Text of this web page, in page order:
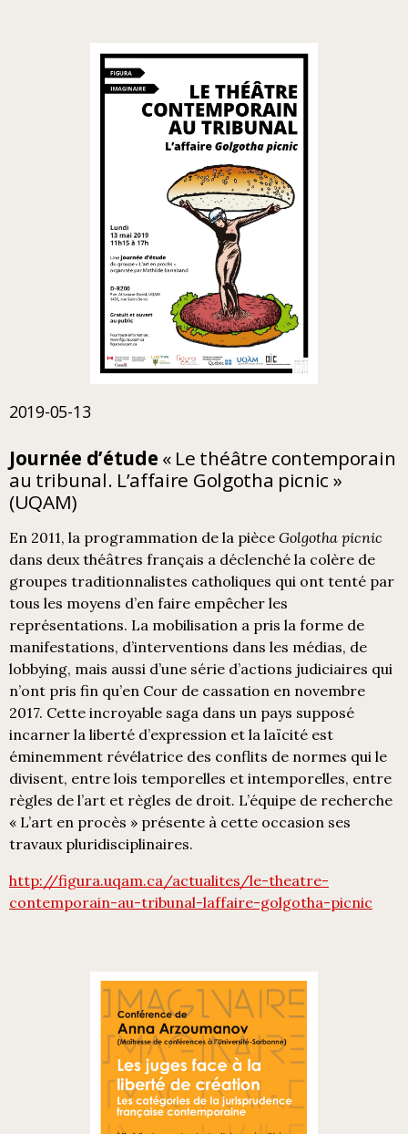
2019-05-13
Journée d’étude « Le théâtre contemporain
au tribunal. L’affaire Golgotha picnic »
(UQAM)
En 2011, la programmation de la pièce Golgotha picnic
dans deux théâtres français a déclenché la colère de
groupes traditionnalistes catholiques qui ont tenté par
tous les moyens d’en faire empêcher les
représentations. La mobilisation a pris la forme de
manifestations, d’interventions dans les médias, de
lobbying, mais aussi d’une série d’actions judiciaires qui
n’ont pris fin qu’en Cour de cassation en novembre
2017. Cette incroyable saga dans un pays supposé
incarner la liberté d’expression et la laïcité est
éminemment révélatrice des conflits de normes qui le
divisent, entre lois temporelles et intemporelles, entre
règles de l’art et règles de droit. L’équipe de recherche
« L’art en procès » présente à cette occasion ses
travaux pluridisciplinaires.
http://figura.uqam.ca/actualites/le-theatre-
contemporain-au-tribunal-laffaire-golgotha-picnic